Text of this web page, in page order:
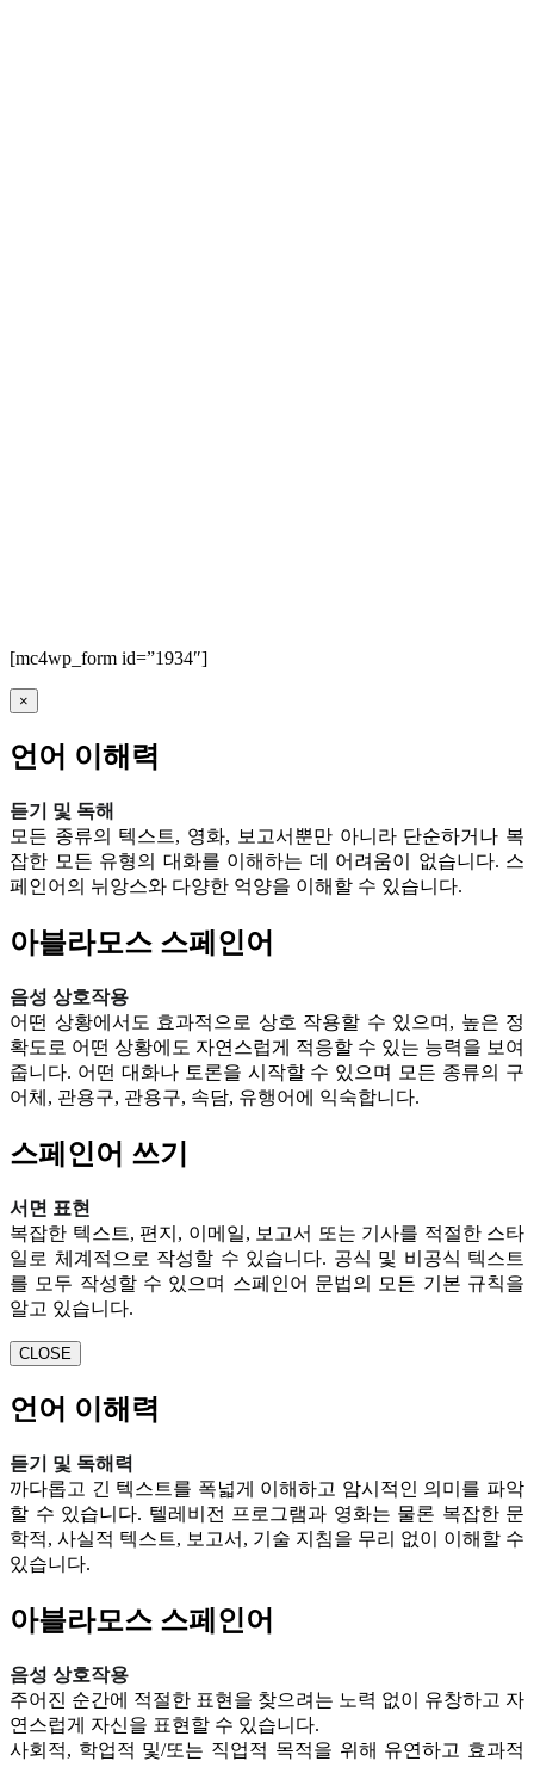
[mc4wp_form id=”1934″]
×
언어 이해력
듣기 및 독해
모든 종류의 텍스트, 영화, 보고서뿐만 아니라 단순하거나 복
잡한 모든 유형의 대화를 이해하는 데 어려움이 없습니다. 스
페인어의 뉘앙스와 다양한 억양을 이해할 수 있습니다.
아블라모스 스페인어
음성 상호작용
어떤 상황에서도 효과적으로 상호 작용할 수 있으며, 높은 정
확도로 어떤 상황에도 자연스럽게 적응할 수 있는 능력을 보여
줍니다. 어떤 대화나 토론을 시작할 수 있으며 모든 종류의 구
어체, 관용구, 관용구, 속담, 유행어에 익숙합니다.
스페인어 쓰기
서면 표현
복잡한 텍스트, 편지, 이메일, 보고서 또는 기사를 적절한 스타
일로 체계적으로 작성할 수 있습니다. 공식 및 비공식 텍스트
를 모두 작성할 수 있으며 스페인어 문법의 모든 기본 규칙을
알고 있습니다.
CLOSE
언어 이해력
듣기 및 독해력
까다롭고 긴 텍스트를 폭넓게 이해하고 암시적인 의미를 파악
할 수 있습니다. 텔레비전 프로그램과 영화는 물론 복잡한 문
학적, 사실적 텍스트, 보고서, 기술 지침을 무리 없이 이해할 수
있습니다.
아블라모스 스페인어
음성 상호작용
주어진 순간에 적절한 표현을 찾으려는 노력 없이 유창하고 자
연스럽게 자신을 표현할 수 있습니다.
사회적, 학업적 및/또는 직업적 목적을 위해 유연하고 효과적